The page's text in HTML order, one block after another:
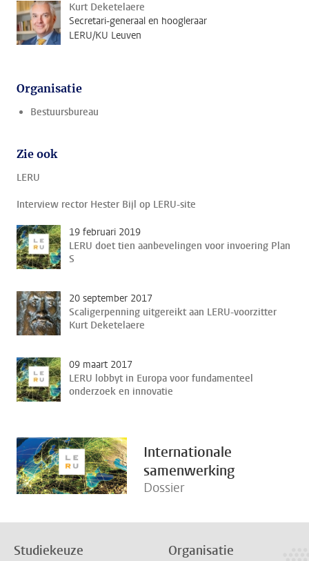
Kurt Deketelaere
Secretari-generaal en hoogleraar
LERU/KU Leuven
Organisatie
Bestuursbureau
Zie ook
LERU
Interview rector Hester Bijl op LERU-site
19 februari 2019
LERU doet tien aanbevelingen voor invoering Plan
S
20 september 2017
Scaligerpenning uitgereikt aan LERU-voorzitter
Kurt Deketelaere
09 maart 2017
LERU lobbyt in Europa voor fundamenteel
onderzoek en innovatie
Internationale
samenwerking
Dossier
Studiekeuze Organisatie